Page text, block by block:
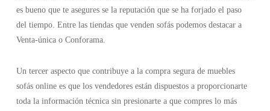
es bueno que te asegures se la reputación que se ha forjado el paso
del tiempo. Entre las tiendas que venden sofás podemos destacar a
Venta-única o Conforama.
Un tercer aspecto que contribuye a la compra segura de muebles
sofás online es que los vendedores están dispuestos a proporcionarte
toda la información técnica sin presionarte a que compres lo más